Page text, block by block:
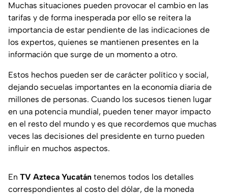
Muchas situaciones pueden provocar el cambio en las
tarifas y de forma inesperada por ello se reitera la
importancia de estar pendiente de las indicaciones de
los expertos, quienes se mantienen presentes en la
información que surge de un momento a otro.
Estos hechos pueden ser de carácter político y social,
dejando secuelas importantes en la economía diaria de
millones de personas. Cuando los sucesos tienen lugar
en una potencia mundial, pueden tener mayor impacto
en el resto del mundo y es que recordemos que muchas
veces las decisiones del presidente en turno pueden
influir en muchos aspectos.
En TV Azteca Yucatán tenemos todos los detalles
correspondientes al costo del dólar, de la moneda